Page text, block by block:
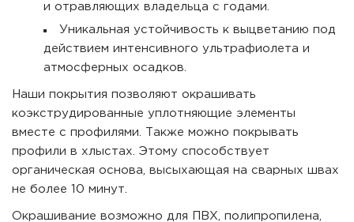
и отравляющих владельца с годами.
Уникальная устойчивость к выцветанию под
действием интенсивного ультрафиолета и
атмосферных осадков.
Наши покрытия позволяют окрашивать
коэкструдированные уплотняющие элементы
вместе с профилями. Также можно покрывать
профили в хлыстах. Этому способствует
органическая основа, высыхающая на сварных швах
не более 10 минут.
Окрашивание возможно для ПВХ, полипропилена,